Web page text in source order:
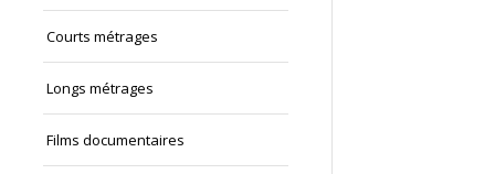
Courts métrages
Longs métrages
Films documentaires